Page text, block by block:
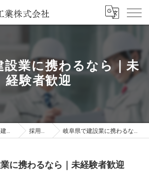
設業に携わるなら｜未
経験者歓迎
岐阜の建設は栃井建設工業株式会社 採用ブログ 岐阜県で建設業に携わるなら｜未経験者歓迎
に携わるなら｜未経験者歓迎